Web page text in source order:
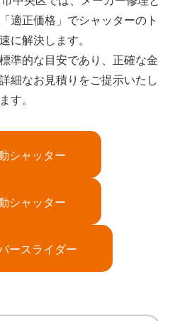
適正価格」でシャッターのト
に解決します。
準的な目安であり、正確な金
細なお見積りをご提示いたし
ます。
シャッター
シャッター
ースライダー